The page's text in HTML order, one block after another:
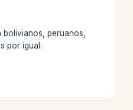
peruanos,
por igual.